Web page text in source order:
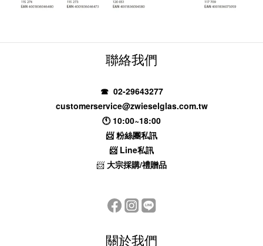
聯絡我們
☎ 02-29643277
customerservice@zwieselglas.com.tw
🕚 10:00~18:00
📨粉絲團私訊
📨 Line私訊
📨 大宗採購/禮贈品
關於我們